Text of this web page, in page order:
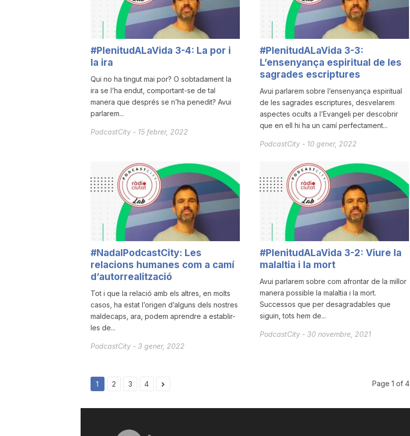
#PlenitudALaVida 3-4: La por i
la ira
Qui no ha tingut mai por? O sobtadament la
ira se l’ha endut, comportant-se de tal
manera que després se n’ha penedit? Avui
parlarem...
PodcastCity - 15 febrer, 2022
#PlenitudALaVida 3-3:
L’ensenyança espiritual de les
sagrades escriptures
Avui parlarem sobre l’ensenyança espiritual
de les sagrades escriptures, desvelarem
aspectes ocults a l’Evangeli per descobrir
que en ell hi ha un camí perfectament...
PodcastCity - 10 gener, 2022
#NadalPodcastCity: Les
relacions humanes com a camí
d’autorrealització
Tot i que la relació amb els altres, en molts
casos, ha estat l’origen d’alguns dels nostres
maldecaps, ara, podem aprendre a establir-
les de...
PodcastCity - 3 gener, 2022
#PlenitudALaVida 3-2: Viure la
malaltia i la mort
Avui parlarem sobre com afrontar de la millor
manera possible la malaltia i la mort.
Successos que per desagradables que
siguin, tots hem de...
PodcastCity - 30 novembre, 2021
1 2 3 4 Page 1 of 4